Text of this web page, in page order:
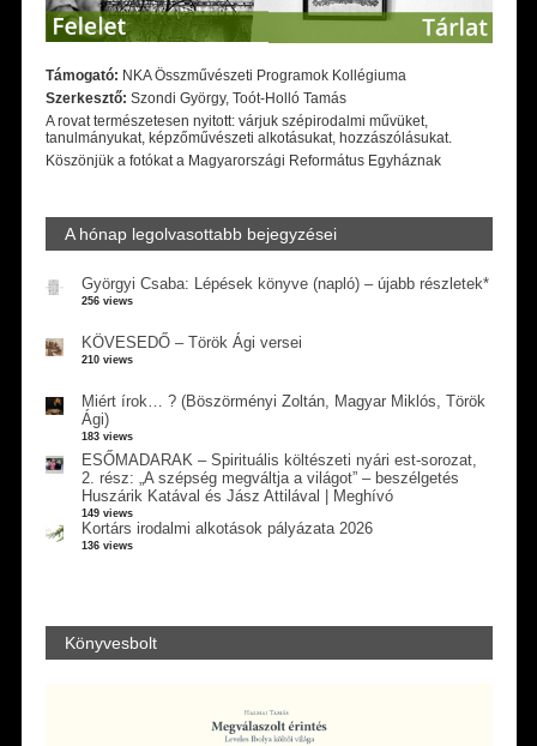
Támogató: NKA Összművészeti Programok Kollégiuma
Szerkesztő: Szondi György, Toót-Holló Tamás
A rovat természetesen nyitott: várjuk szépirodalmi művüket,
tanulmányukat, képzőművészeti alkotásukat, hozzászólásukat.
Köszönjük a fotókat a Magyarországi Református Egyháznak
A hónap legolvasottabb bejegyzései
Györgyi Csaba: Lépések könyve (napló) – újabb részletek*
256 views
KÖVESEDŐ – Török Ági versei
210 views
Miért írok… ? (Böszörményi Zoltán, Magyar Miklós, Török
Ági)
183 views
ESŐMADARAK – Spirituális költészeti nyári est-sorozat,
2. rész: „A szépség megváltja a világot” – beszélgetés
Huszárik Katával és Jász Attilával | Meghívó
149 views
Kortárs irodalmi alkotások pályázata 2026
136 views
Könyvesbolt